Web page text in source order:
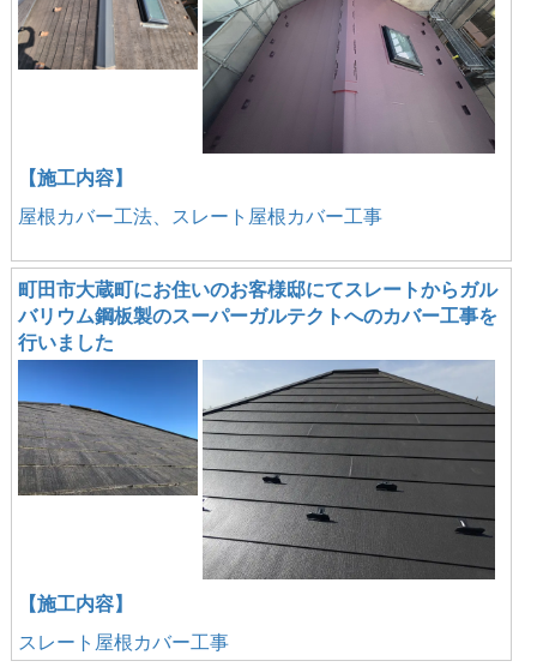
【施工内容】
屋根カバー工法、スレート屋根カバー工事
町田市大蔵町にお住いのお客様邸にてスレートからガル
バリウム鋼板製のスーパーガルテクトへのカバー工事を
行いました
【施工内容】
スレート屋根カバー工事